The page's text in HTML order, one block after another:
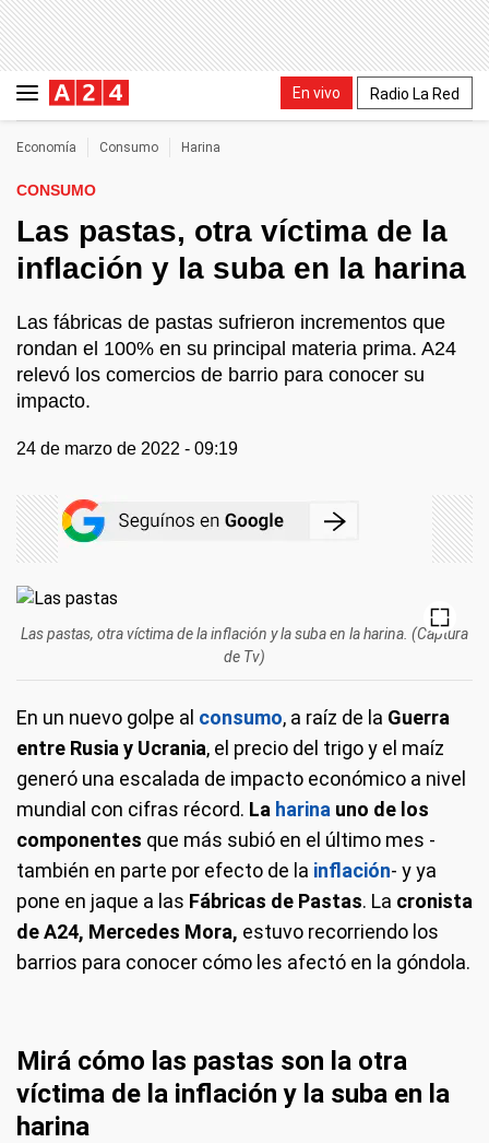
En vivo Radio La Red
Economía Consumo Harina
CONSUMO
Las pastas, otra víctima de la
inflación y la suba en la harina
Las fábricas de pastas sufrieron incrementos que
rondan el 100% en su principal materia prima. A24
relevó los comercios de barrio para conocer su
impacto.
24 de marzo de 2022 - 09:19
Las pastas, otra víctima de la inflación y la suba en la harina. (Captura
de Tv)
En un nuevo golpe al consumo, a raíz de la Guerra
entre Rusia y Ucrania, el precio del trigo y el maíz
generó una escalada de impacto económico a nivel
mundial con cifras récord. La harina uno de los
componentes que más subió en el último mes -
también en parte por efecto de la inflación- y ya
pone en jaque a las Fábricas de Pastas. La cronista
de A24, Mercedes Mora, estuvo recorriendo los
barrios para conocer cómo les afectó en la góndola.
Mirá cómo las pastas son la otra
víctima de la inflación y la suba en la
harina